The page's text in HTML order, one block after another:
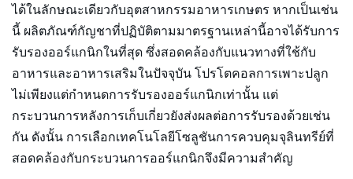
ได้ในลักษณะเดียวกับอุตสาหกรรมอาหารเกษตร หากเป็นเช่น
นี้ ผลิตภัณฑ์กัญชาที่ปฏิบัติตามมาตรฐานเหล่านี้อาจได้รับการ
รับรองออร์แกนิกในที่สุด ซึ่งสอดคล้องกับแนวทางที่ใช้กับ
อาหารและอาหารเสริมในปัจจุบัน โปรโตคอลการเพาะปลูก
ไม่เพียงแต่กำหนดการรับรองออร์แกนิกเท่านั้น แต่
กระบวนการหลังการเก็บเกี่ยวยังส่งผลต่อการรับรองด้วยเช่น
กัน ดังนั้น การเลือกเทคโนโลยีโซลูชันการควบคุมจุลินทรีย์ที่
สอดคล้องกับกระบวนการออร์แกนิกจึงมีความสำคัญ